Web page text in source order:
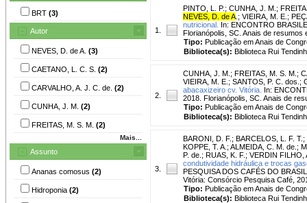
BRT (3)
Autor
NEVES, D. de A. (3)
CAETANO, L. C. S. (2)
CARVALHO, A. J. C. de. (2)
CUNHA, J. M. (2)
FREITAS, M. S. M. (2)
Mais...
Assunto
Ananas comosus (2)
Hidroponia (2)
1.
PINTO, L. P. ; CUNHA, J. M. ;
NEVES, D. de A ; VIEIRA, M. E. ;
nutricional. In: ENCONTRO
Florianópolis, SC. Anais de
Tipo: Publicação em Anais de
Biblioteca(s): Biblioteca Rui
2.
CUNHA, J. M. ; FREITAS, M. S. M. ;
VIEIRA, M. E. ; SANTOS, P. C. dos. ;
abacaxizeiro cv. Vitória. In:
2018. Florianópolis, SC. Anais de
Tipo: Publicação em Anais de
Biblioteca(s): Biblioteca Rui
3.
BARONI, D. F. ; BARCELOS, L. F. T. ;
KOPPE, T. A. ; ALMEIDA, C. M. de. ;
P. de. ; RUAS, K. F. ; VERDIN FILHO,
condutividade hidráulica e trocas
PESQUISA DOS CAFÉS DO
Vitória: Consórcio Pesquisa Café,
Tipo: Publicação em Anais de
Biblioteca(s): Biblioteca Rui